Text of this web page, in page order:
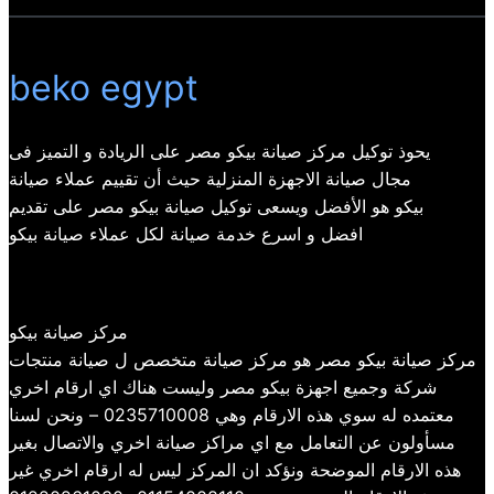
beko egypt
يحوذ توكيل مركز صيانة بيكو مصر على الريادة و التميز فى
مجال صيانة الاجهزة المنزلية حيث أن تقييم عملاء صيانة
بيكو هو الأفضل ويسعى توكيل صيانة بيكو مصر على تقديم
افضل و اسرع خدمة صيانة لكل عملاء صيانة بيكو
مركز صيانة بيكو
مركز صيانة بيكو مصر هو مركز صيانة متخصص ل صيانة منتجات
شركة وجميع اجهزة بيكو مصر وليست هناك اي ارقام اخري
معتمده له سوي هذه الارقام وهي 0235710008 – ونحن لسنا
مسأولون عن التعامل مع اي مراكز صيانة اخري والاتصال بغير
هذه الارقام الموضحة ونؤكد ان المركز ليس له ارقام اخري غير